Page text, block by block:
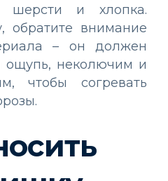
шерсти и хлопка.
обратите внимание
– он должен
ощупь, неколючим и
чтобы согревать